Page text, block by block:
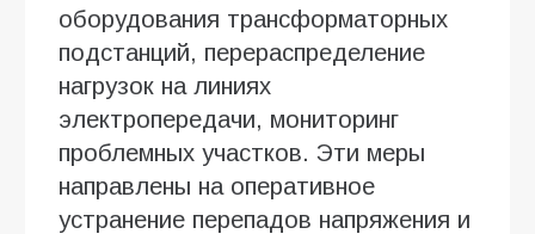
оборудования трансформаторных
подстанций, перераспределение
нагрузок на линиях
электропередачи, мониторинг
проблемных участков. Эти меры
направлены на оперативное
устранение перепадов напряжения и